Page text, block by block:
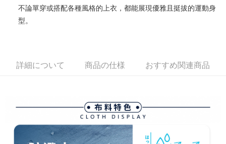
の場合は、AFTEE アプリプッシュ通知が届きます。
5.商品受け取り時のお支払いは不要です。商品を確かめてから、SMSまた
はアプリの通知に従って、4大コンビニ、またはATM/オンラインバンキン
まで延長できます。
を延長できますが、商品を期限内に受け取れない場合があります（例：予
約商品や商品到着日が比較的遅い商品）。そのため、商品到着の有無に関
二、支払い限度額
付款後全家取貨
送料無料
送料無料
不論單穿或搭配各種風格的上衣，都能展現優雅且挺拔的運動身
型。
詳細について 商品の仕様 おすすめ関連商品